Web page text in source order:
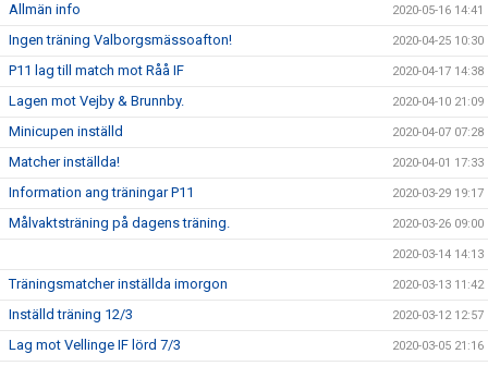
Allmän info 2020-05-16 14:41
Ingen träning Valborgsmässoafton! 2020-04-25 10:30
P11 lag till match mot Råå IF 2020-04-17 14:38
Lagen mot Vejby & Brunnby. 2020-04-10 21:09
Minicupen inställd 2020-04-07 07:28
Matcher inställda! 2020-04-01 17:33
Information ang träningar P11 2020-03-29 19:17
Målvaktsträning på dagens träning. 2020-03-26 09:00
2020-03-14 14:13
Träningsmatcher inställda imorgon 2020-03-13 11:42
Inställd träning 12/3 2020-03-12 12:57
Lag mot Vellinge IF lörd 7/3 2020-03-05 21:16